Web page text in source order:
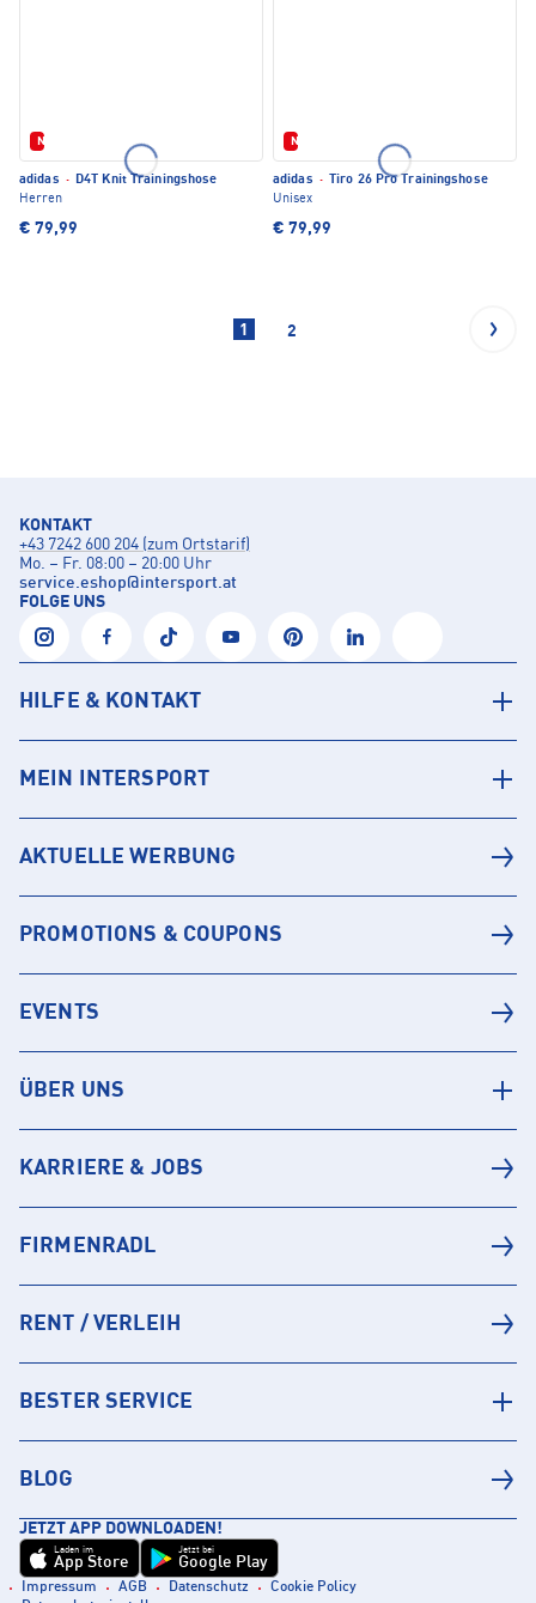
Neu
adidas · D4T Knit Trainingshose
Herren
€ 79,99
Neu
adidas ·
Tiro 26 Pro Trainingshose
Unisex
€ 79,99
1 2
KONTAKT
+43 7242 600 204 (zum Ortstarif)
Mo. – Fr. 08:00 – 20:00 Uhr
service.eshop@intersport.at
FOLGE UNS
HILFE & KONTAKT
MEIN INTERSPORT
AKTUELLE WERBUNG
PROMOTIONS & COUPONS
EVENTS
ÜBER UNS
KARRIERE & JOBS
FIRMENRADL
RENT / VERLEIH
BESTER SERVICE
BLOG
JETZT APP DOWNLOADEN!
Laden im
App Store
Jetzt bei
Google Play
Impressum AGB Datenschutz
Cookie Policy